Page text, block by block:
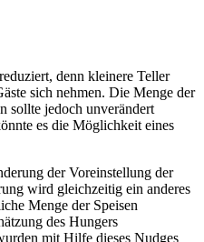
denn kleinere Teller
sich nehmen. Die Menge der
sollte jedoch unverändert
es die Möglichkeit eines
der Voreinstellung der
wird gleichzeitig ein anderes
Menge der Speisen
des Hungers
mit Hilfe dieses Nudges